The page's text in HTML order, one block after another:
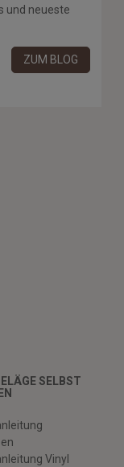
und neueste
ZUM BLOG
SELBST
Vinyl